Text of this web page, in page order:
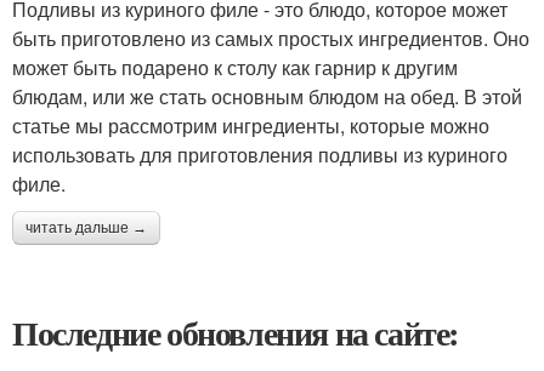
Подливы из куриного филе - это блюдо, которое может
быть приготовлено из самых простых ингредиентов. Оно
может быть подарено к столу как гарнир к другим
блюдам, или же стать основным блюдом на обед. В этой
статье мы рассмотрим ингредиенты, которые можно
использовать для приготовления подливы из куриного
филе.
читать дальше →
Последние обновления на сайте: